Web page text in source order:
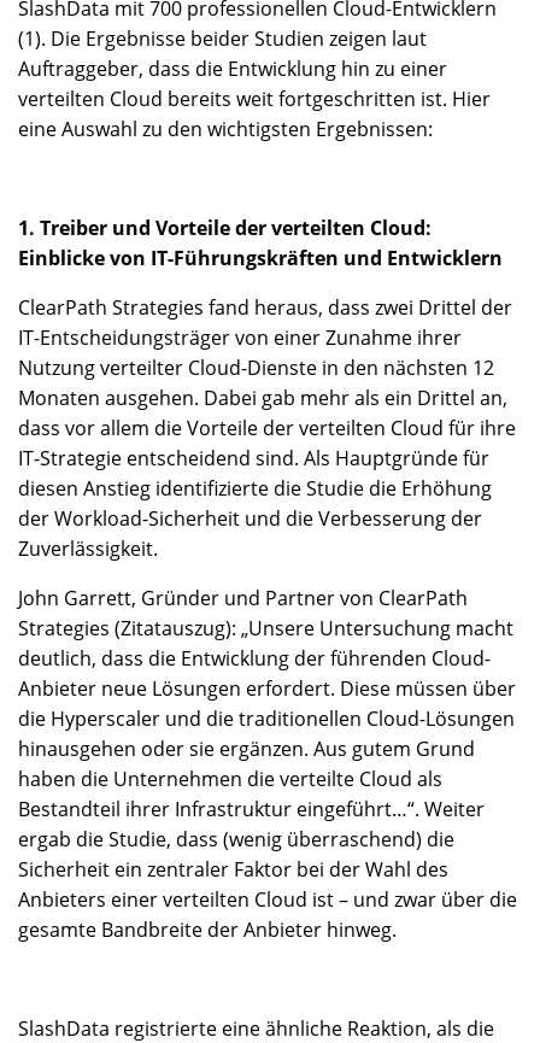
SlashData mit 700 professionellen Cloud-Entwicklern
(1). Die Ergebnisse beider Studien zeigen laut
Auftraggeber, dass die Entwicklung hin zu einer
verteilten Cloud bereits weit fortgeschritten ist. Hier
eine Auswahl zu den wichtigsten Ergebnissen:
1. Treiber und Vorteile der verteilten Cloud:
Einblicke von IT-Führungskräften und Entwicklern
ClearPath Strategies fand heraus, dass zwei Drittel der
IT-Entscheidungsträger von einer Zunahme ihrer
Nutzung verteilter Cloud-Dienste in den nächsten 12
Monaten ausgehen. Dabei gab mehr als ein Drittel an,
dass vor allem die Vorteile der verteilten Cloud für ihre
IT-Strategie entscheidend sind. Als Hauptgründe für
diesen Anstieg identifizierte die Studie die Erhöhung
der Workload-Sicherheit und die Verbesserung der
Zuverlässigkeit.
John Garrett, Gründer und Partner von ClearPath
Strategies (Zitatauszug): „Unsere Untersuchung macht
deutlich, dass die Entwicklung der führenden Cloud-
Anbieter neue Lösungen erfordert. Diese müssen über
die Hyperscaler und die traditionellen Cloud-Lösungen
hinausgehen oder sie ergänzen. Aus gutem Grund
haben die Unternehmen die verteilte Cloud als
Bestandteil ihrer Infrastruktur eingeführt…“. Weiter
ergab die Studie, dass (wenig überraschend) die
Sicherheit ein zentraler Faktor bei der Wahl des
Anbieters einer verteilten Cloud ist – und zwar über die
gesamte Bandbreite der Anbieter hinweg.
SlashData registrierte eine ähnliche Reaktion, als die